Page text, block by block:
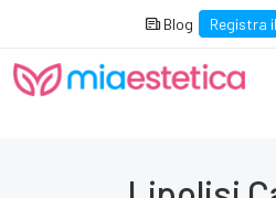
Blog Registra